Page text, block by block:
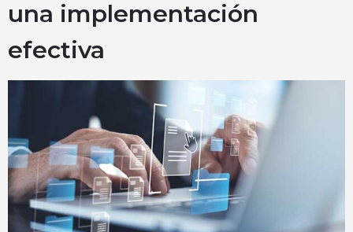
una implementación
efectiva